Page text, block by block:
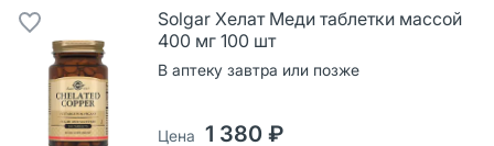
Solgar Хелат Меди таблетки массой
400 мг 100 шт
В аптеку завтра или позже
Цена 1 380 ₽